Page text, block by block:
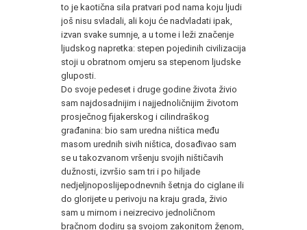
to je kaotična sila pratvari pod nama koju ljudi
još nisu svladali, ali koju će nadvladati ipak,
izvan svake sumnje, a u tome i leži značenje
ljudskog napretka: stepen pojedinih civilizacija
stoji u obratnom omjeru sa stepenom ljudske
gluposti.
Do svoje pedeset i druge godine života živio
sam najdosadnijim i najjednoličnijim životom
prosječnog fijakerskog i cilindraškog
građanina: bio sam uredna ništica među
masom urednih sivih ništica, dosađivao sam
se u takozvanom vršenju svojih ništičavih
dužnosti, izvršio sam tri i po hiljade
nedjeljnoposlijepodnevnih šetnja do ciglane ili
do glorijete u perivoju na kraju grada, živio
sam u mirnom i neizrecivo jednoličnom
bračnom dodiru sa svojom zakonitom ženom,